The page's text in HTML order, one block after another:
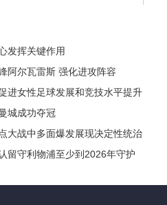
发挥关键作用
阿尔瓦雷斯 强化进攻阵容
进女性足球发展和竞技水平提升
城成功夺冠
大战中多面爆发展现决定性统治
留守利物浦至少到2026年守护